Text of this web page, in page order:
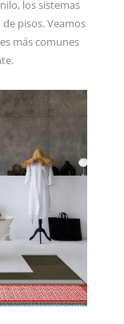
los sistemas
pisos. Veamos
más comunes